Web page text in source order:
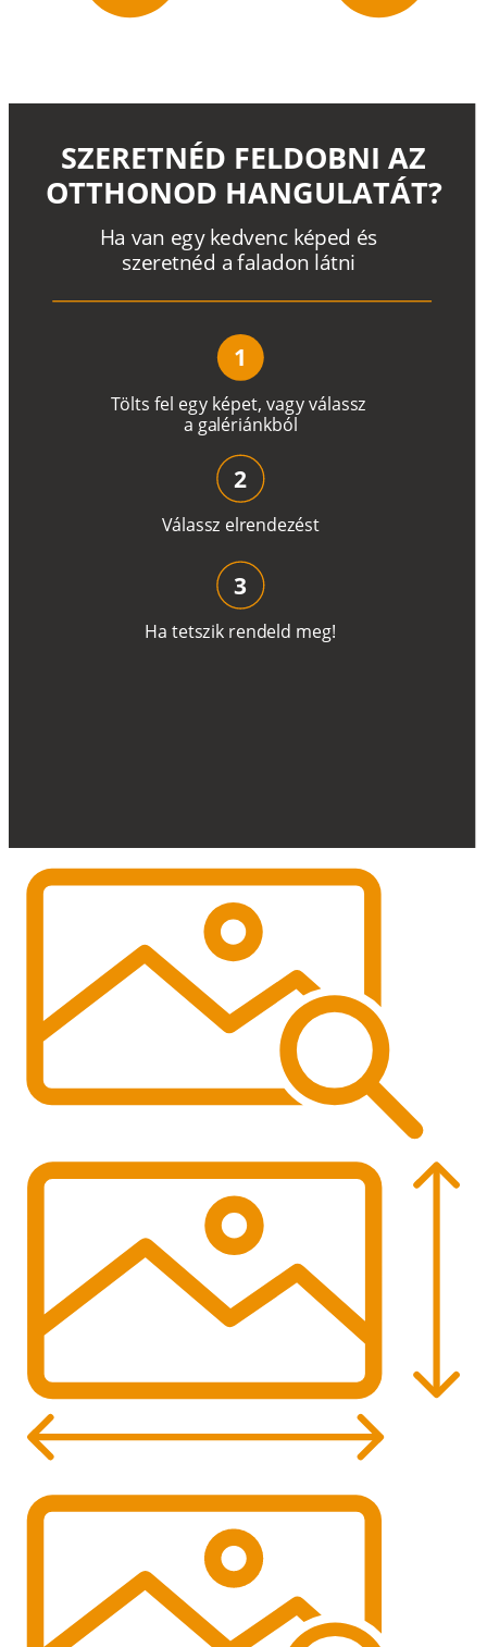
Tölts fel egy képet, vagyválassz
a galériánkból
Ha van egy kedvenc képed és
szeretnéd a faladon látni
SZERETNÉD FELDOBNI AZ
OTTHONOD HANGULATÁT?
1
Válassz elrendezést
2
Ha tetszik rendeld meg!
3